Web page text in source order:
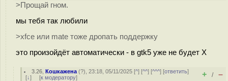
>Прощай гном.
мы тебя так любили
>xfce или mate тоже дропать поддержку
это произойдёт автоматически - в gtk5 уже не будет X
3.26 ,Кошкажена (?), 23:18, 05/11/2025 [^] [^^] [^^^] [ответить]
[↓] [к модератору] + / –